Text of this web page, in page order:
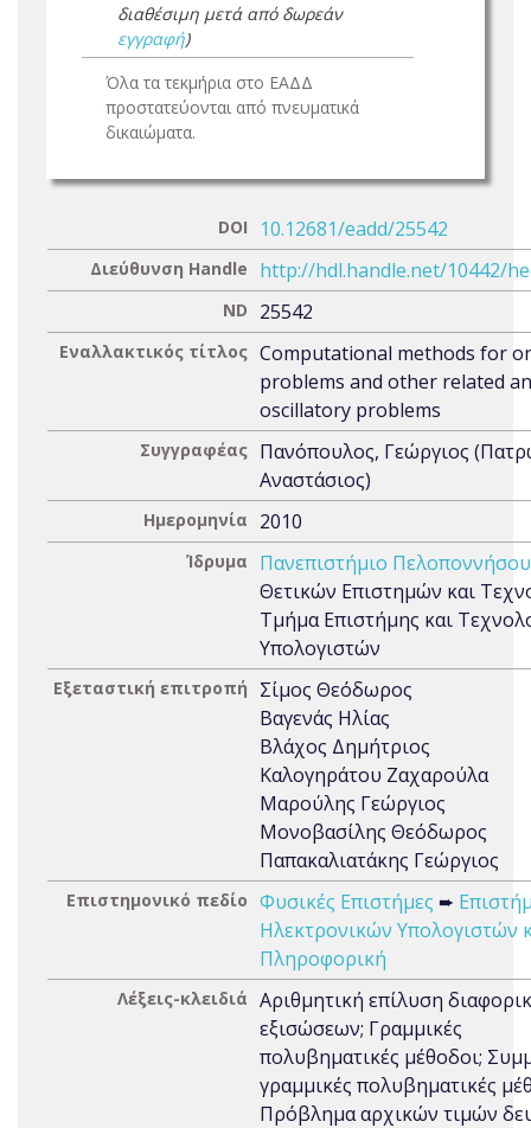
διαθέσιμη μετά από δωρεάν
εγγραφή)
Όλα τα τεκμήρια στο ΕΑΔΔ
προστατεύονται από πνευματικά
δικαιώματα.
DOI 10.12681/eadd/25542
Διεύθυνση Handle http://hdl.handle.net/10442/
ND 25542
Εναλλακτικός τίτλος Computational methods for
problems and other related
oscillatory problems
Συγγραφέας Πανόπουλος, Γεώργιος
Αναστάσιος)
Ημερομηνία 2010
Ίδρυμα
Πανεπιστήμιο Πελοποννήσου
Θετικών Επιστημών και
Τμήμα Επιστήμης και
Υπολογιστών
Εξεταστική επιτροπή
Σίμος Θεόδωρος
Βαγενάς Ηλίας
Βλάχος Δημήτριος
Καλογηράτου Ζαχαρούλα
Μαρούλης Γεώργιος
Μονοβασίλης Θεόδωρος
Παπακαλιατάκης Γεώργιος
Επιστημονικό πεδίο Φυσικές Επιστήμες ➨
Ηλεκτρονικών Υπολογιστών
Πληροφορική
Λέξεις-κλειδιά Αριθμητική επίλυση
εξισώσεων; Γραμμικές
πολυβηματικές μέθοδοι;
γραμμικές πολυβηματικές
Πρόβλημα αρχικών τιμών